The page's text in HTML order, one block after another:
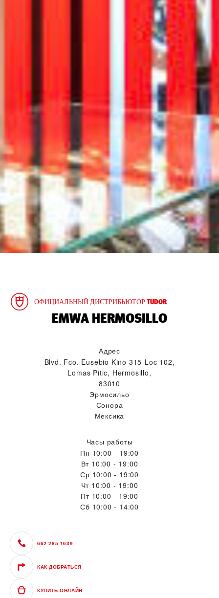
ОФИЦИАЛЬНЫЙ ДИСТРИБЬЮТОР TUDOR
‭EMWA HERMOSILLO‬
Адрес
Blvd. Fco. Eusebio Kino 315-Loc 102,
Lomas Pitic, Hermosillo,
83010
Эрмосильо
Сонора
Мексика
Часы работы
Пн 10:00 - 19:00
Вт 10:00 - 19:00
Ср 10:00 - 19:00
Чт 10:00 - 19:00
Пт 10:00 - 19:00
Сб 10:00 - 14:00
662 285 1639
КАК ДОБРАТЬСЯ
КУПИТЬ ОНЛАЙН